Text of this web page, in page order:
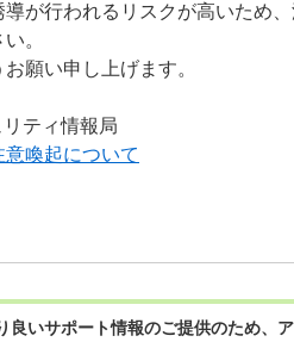
導が行われるリスクが高いため
。
願い申し上げます。
ティ情報局
喚起について
良いサポート情報のご提供のため